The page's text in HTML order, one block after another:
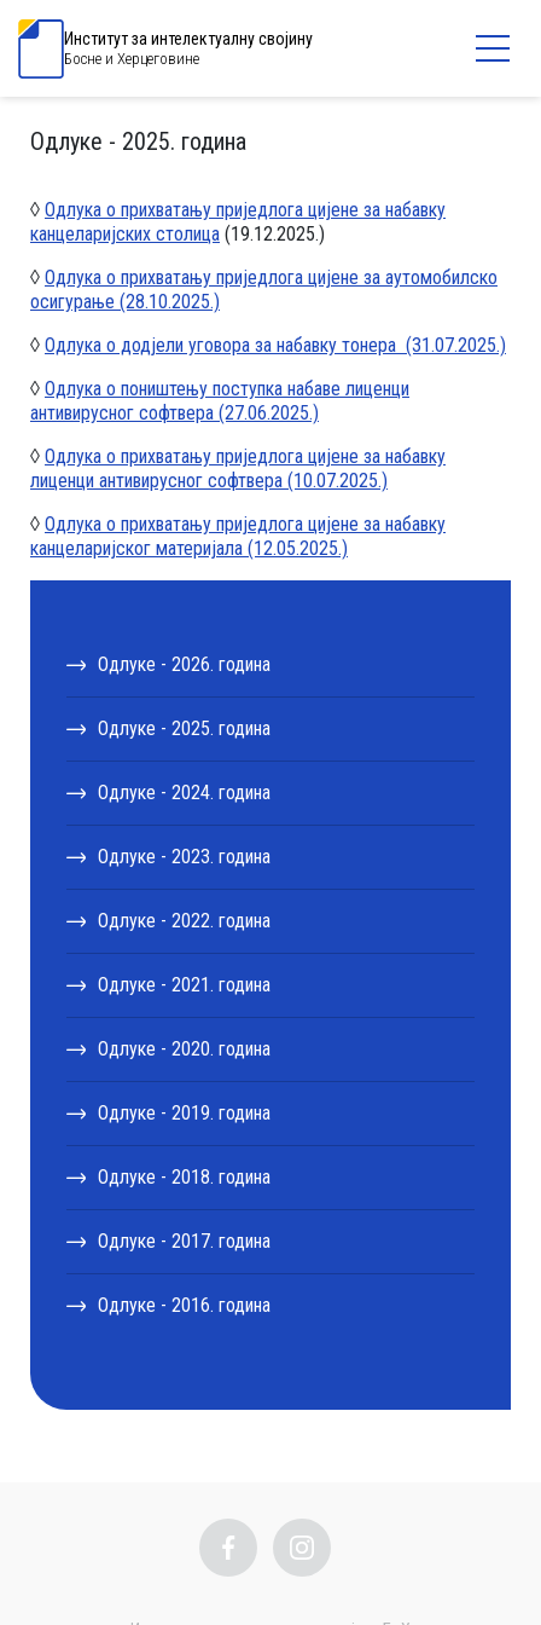
Институт за интелектуалну својину
Босне и Херцеговине
Одлуке - 2025. година
◊ Одлука о прихватању приједлога цијене за набавку
канцеларијских столица (19.12.2025.)
◊ Одлука о прихватању приједлога цијене за аутомобилско
осигурање (28.10.2025.)
◊ Одлука о додјели уговора за набавку тонера (31.07.2025.)
◊ Одлука о поништењу поступка набаве лиценци
антивирусног софтвера (27.06.2025.)
◊ Одлука о прихватању приједлога цијене за набавку
лиценци антивирусног софтвера (10.07.2025.)
◊ Одлука о прихватању приједлога цијене за набавку
канцеларијског материјала (12.05.2025.)
Одлуке - 2026. година
Одлуке - 2025. година
Одлуке - 2024. година
Одлуке - 2023. година
Одлуке - 2022. година
Одлуке - 2021. година
Одлуке - 2020. година
Одлуке - 2019. година
Одлуке - 2018. година
Одлуке - 2017. година
Одлуке - 2016. година